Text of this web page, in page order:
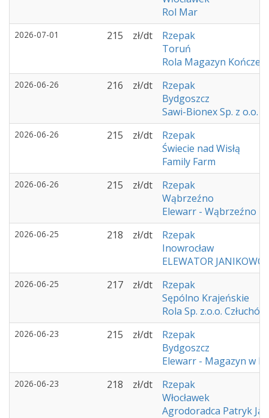
Rol Mar
2026-07-01 215 zł/dt
Rzepak
Toruń
Rola Magazyn
2026-06-26 216 zł/dt
Rzepak
Bydgoszcz
Sawi-Bionex Sp. z o.o.
2026-06-26 215 zł/dt
Rzepak
Świecie nad Wisłą
Family Farm
2026-06-26 215 zł/dt
Rzepak
Wąbrzeźno
Elewarr - Wąbrzeźno
2026-06-25 218 zł/dt
Rzepak
Inowrocław
ELEWATOR JANIKOWO
2026-06-25 217 zł/dt
Rzepak
Sępólno Krajeńskie
Rola Sp. z.o.o. Człuchów
2026-06-23 215 zł/dt
Rzepak
Bydgoszcz
Elewarr - Magazyn w
2026-06-23 218 zł/dt
Rzepak
Włocławek
Agrodoradca Patryk